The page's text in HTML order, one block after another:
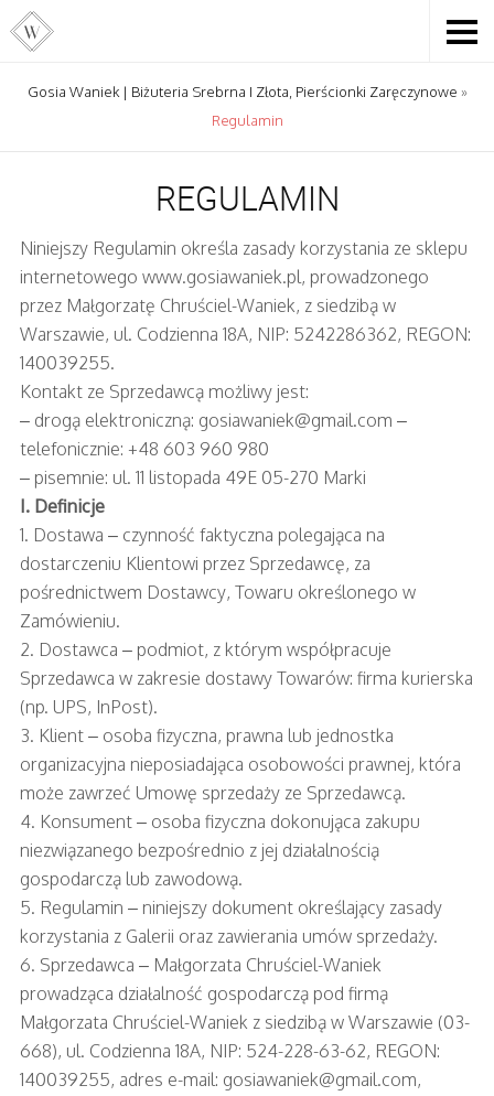
Gosia Waniek | Biżuteria Srebrna I Złota, Pierścionki Zaręczynowe »
Regulamin
REGULAMIN
Niniejszy Regulamin określa zasady korzystania ze sklepu
internetowego www.gosiawaniek.pl, prowadzonego
przez Małgorzatę Chruściel-Waniek, z siedzibą w
Warszawie, ul. Codzienna 18A, NIP: 5242286362, REGON:
140039255.
Kontakt ze Sprzedawcą możliwy jest:
– drogą elektroniczną: gosiawaniek@gmail.com –
telefonicznie: +48 603 960 980
– pisemnie: ul. 11 listopada 49E 05-270 Marki
I. Definicje
1. Dostawa – czynność faktyczna polegająca na
dostarczeniu Klientowi przez Sprzedawcę, za
pośrednictwem Dostawcy, Towaru określonego w
Zamówieniu.
2. Dostawca – podmiot, z którym współpracuje
Sprzedawca w zakresie dostawy Towarów: firma kurierska
(np. UPS, InPost).
3. Klient – osoba fizyczna, prawna lub jednostka
organizacyjna nieposiadająca osobowości prawnej, która
może zawrzeć Umowę sprzedaży ze Sprzedawcą.
4. Konsument – osoba fizyczna dokonująca zakupu
niezwiązanego bezpośrednio z jej działalnością
gospodarczą lub zawodową.
5. Regulamin – niniejszy dokument określający zasady
korzystania z Galerii oraz zawierania umów sprzedaży.
6. Sprzedawca – Małgorzata Chruściel-Waniek
prowadząca działalność gospodarczą pod firmą
Małgorzata Chruściel-Waniek z siedzibą w Warszawie (03-
668), ul. Codzienna 18A, NIP: 524-228-63-62, REGON:
140039255, adres e-mail: gosiawaniek@gmail.com,